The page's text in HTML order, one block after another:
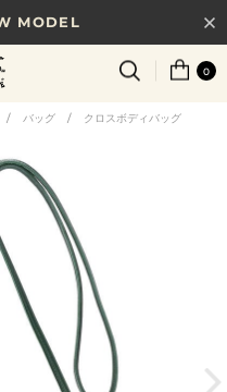
MODEL
円以上で送料無料
、新しいギフトガイド
LEATHER
0
/ バッグ / クロスボディバッグ